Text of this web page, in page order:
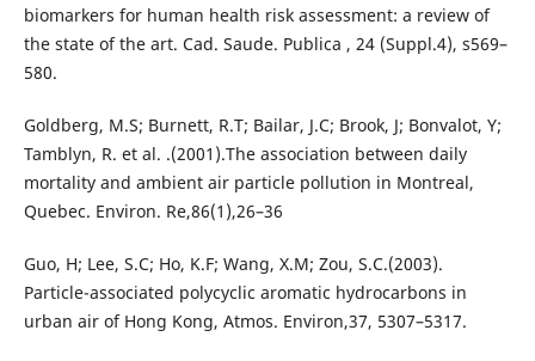
biomarkers for human health risk assessment: a review of
the state of the art. Cad. Saude. Publica , 24 (Suppl.4), s569–
580.
Goldberg, M.S; Burnett, R.T; Bailar, J.C; Brook, J; Bonvalot, Y;
Tamblyn, R. et al. .(2001).The association between daily
mortality and ambient air particle pollution in Montreal,
Quebec. Environ. Re,86(1),26–36
Guo, H; Lee, S.C; Ho, K.F; Wang, X.M; Zou, S.C.(2003).
Particle-associated polycyclic aromatic hydrocarbons in
urban air of Hong Kong, Atmos. Environ,37, 5307–5317.